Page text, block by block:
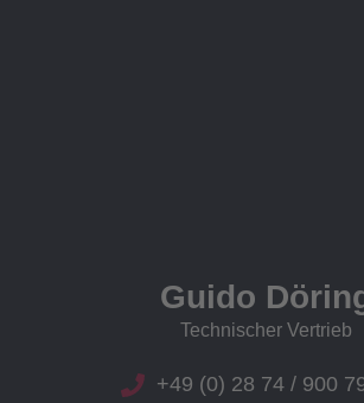
Guido
Technischer Vertrieb
+49 (0) 28 74 / 900